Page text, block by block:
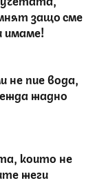
защо сме
имаме!
не пие вода,
жадно
които не
жеги